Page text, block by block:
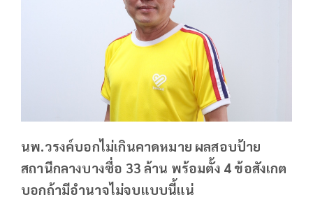
นพ.วรงค์บอกไม่เกินคาดหมาย ผลสอบป้าย
สถานีกลางบางซื่อ 33 ล้าน พร้อมตั้ง 4 ข้อสังเกต
บอกถ้ามีอำนาจไม่จบแบบนี้แน่